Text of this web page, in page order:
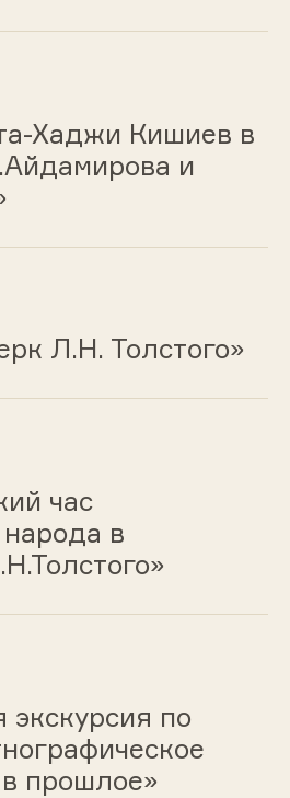
Хаджи Кишиев в
и
Л.Н. Толстого»
час
в
экскурсия по
прошлое»